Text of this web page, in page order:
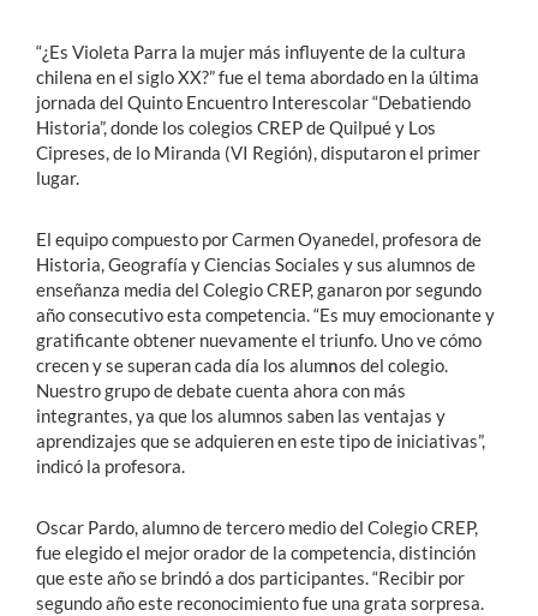
“¿Es Violeta Parra la mujer más influyente de la cultura
chilena en el siglo XX?” fue el tema abordado en la última
jornada del Quinto Encuentro Interescolar “Debatiendo
Historia”, donde los colegios CREP de Quilpué y Los
Cipreses, de lo Miranda (VI Región), disputaron el primer
lugar.
El equipo compuesto por Carmen Oyanedel, profesora de
Historia, Geografía y Ciencias Sociales y sus alumnos de
enseñanza media del Colegio CREP, ganaron por segundo
año consecutivo esta competencia. “Es muy emocionante y
gratificante obtener nuevamente el triunfo. Uno ve cómo
crecen y se superan cada día los alumnos del colegio.
Nuestro grupo de debate cuenta ahora con más
integrantes, ya que los alumnos saben las ventajas y
aprendizajes que se adquieren en este tipo de iniciativas”,
indicó la profesora.
Oscar Pardo, alumno de tercero medio del Colegio CREP,
fue elegido el mejor orador de la competencia, distinción
que este año se brindó a dos participantes. “Recibir por
segundo año este reconocimiento fue una grata sorpresa.